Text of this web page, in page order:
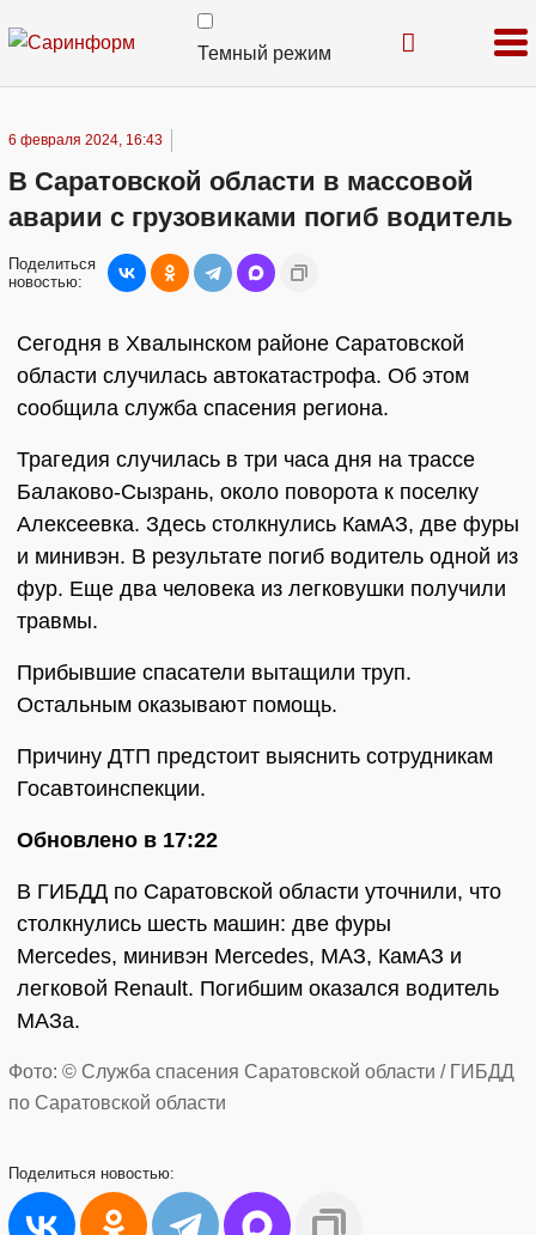
Темный режим
6 февраля 2024, 16:43
В Саратовской области в массовой
аварии с грузовиками погиб водитель
Поделиться
новостью:
Сегодня в Хвалынском районе Саратовской
области случилась автокатастрофа. Об этом
сообщила служба спасения региона.
Трагедия случилась в три часа дня на трассе
Балаково-Сызрань, около поворота к поселку
Алексеевка. Здесь столкнулись КамАЗ, две фуры
и минивэн. В результате погиб водитель одной из
фур. Еще два человека из легковушки получили
травмы.
Прибывшие спасатели вытащили труп.
Остальным оказывают помощь.
Причину ДТП предстоит выяснить сотрудникам
Госавтоинспекции.
Обновлено в 17:22
В ГИБДД по Саратовской области уточнили, что
столкнулись шесть машин: две фуры
Mercedes, минивэн Mercedes, МАЗ, КамАЗ и
легковой Renault. Погибшим оказался водитель
МАЗа.
Фото: © Служба спасения Саратовской области / ГИБДД
по Саратовской области
Поделиться новостью: